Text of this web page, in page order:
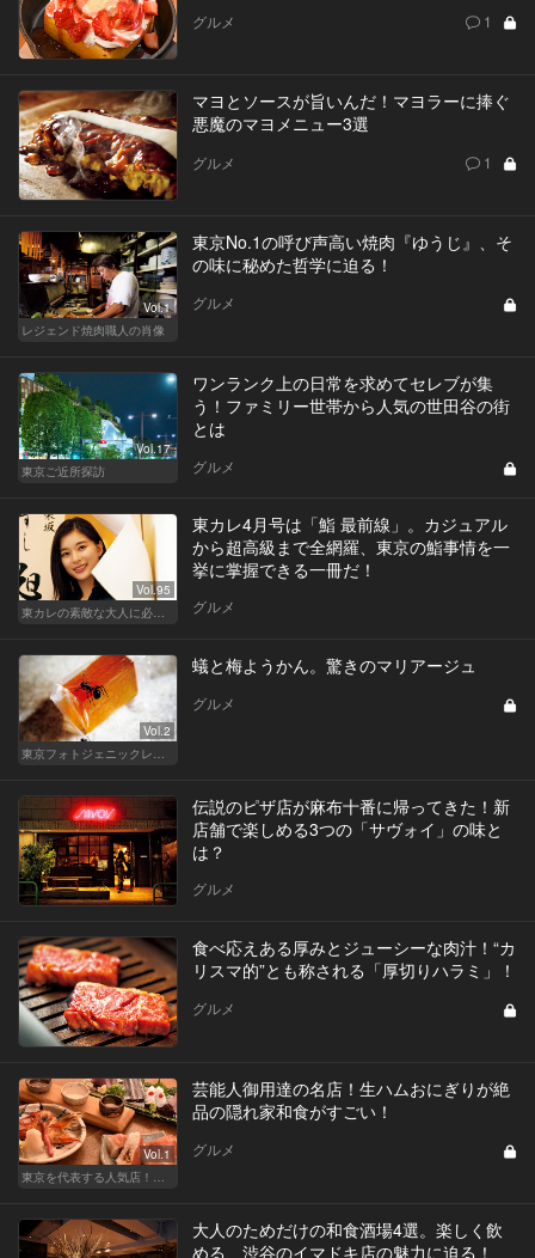
グルメ 1
マヨとソースが旨いんだ！マヨラーに捧ぐ
悪魔のマヨメニュー3選
グルメ 1
Vol.1
レジェンド焼肉職人の肖像
東京No.1の呼び声高い焼肉『ゆうじ』、そ
の味に秘めた哲学に迫る！
グルメ
Vol.17
東京ご近所探訪
ワンランク上の日常を求めてセレブが集
う！ファミリー世帯から人気の世田谷の街
とは
グルメ
Vol.95
東カレ4月号は「鮨 最前線」。カジュアル
から超高級まで全網羅、東京の鮨事情を一
挙に掌握できる一冊だ！
グルメ
Vol.2
蟻と梅ようかん。驚きのマリアージュ
グルメ
伝説のピザ店が麻布十番に帰ってきた！新
店舗で楽しめる3つの「サヴォイ」の味と
は？
グルメ
食べ応えある厚みとジューシーな肉汁！“カ
リスマ的”とも称される「厚切りハラミ」！
グルメ
Vol.1
芸能人御用達の名店！生ハムおにぎりが絶
品の隠れ家和食がすごい！
グルメ
大人のためだけの和食酒場4選。楽しく飲
める、渋谷のイマドキ店の魅力に迫る！